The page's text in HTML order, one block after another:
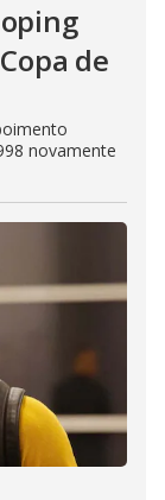
de
novamente